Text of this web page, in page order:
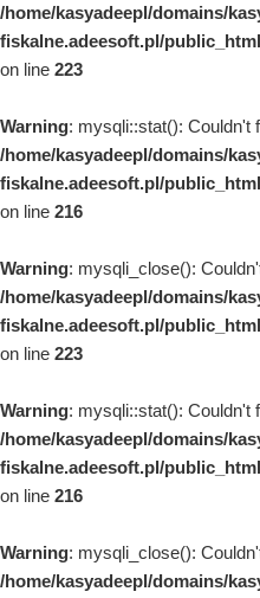
/home/kasyadeepl/domains/
fiskalne.adeesoft.pl/
on line 223
Warning: mysqli::stat(): Couldn't
/home/kasyadeepl/domains/
fiskalne.adeesoft.pl/
on line 216
Warning: mysqli_close():
/home/kasyadeepl/domains/
fiskalne.adeesoft.pl/
on line 223
Warning: mysqli::stat(): Couldn't
/home/kasyadeepl/domains/
fiskalne.adeesoft.pl/
on line 216
Warning: mysqli_close():
/home/kasyadeepl/domains/